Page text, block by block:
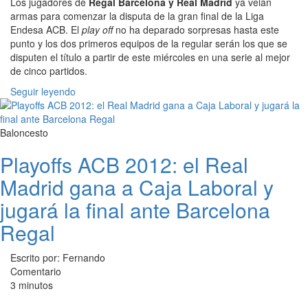
armas para comenzar la disputa de la gran final de la Liga
Endesa ACB. El play offno ha deparado sorpresas hasta este
punto y los dos primeros equipos de la regular serán los que se
disputen el título a partir de este miércoles en una serie al mejor
de cinco partidos.
Seguir leyendo
Baloncesto
Playoffs ACB 2012: el Real
Madrid gana a Caja Laboral y
jugará la final ante Barcelona
Regal
Escrito por: Fernando
Comentario
3 minutos